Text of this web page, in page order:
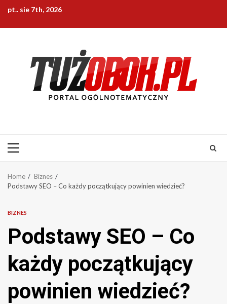
Skip
content
pt.. sie 7th, 2026
Primary
Home
Biznes
Podstawy SEO – Co każdy początkujący powinien wiedzieć?
BIZNES
Podstawy SEO – Co
każdy początkujący
powinien wiedzieć?